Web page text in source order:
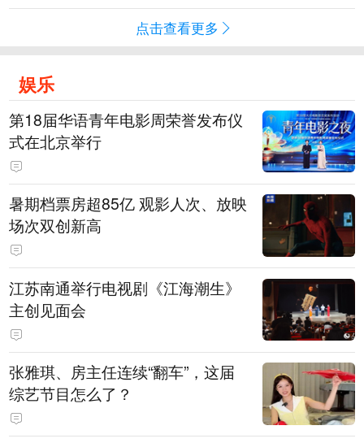
点击查看更多
娱乐
第18届华语青年电影周荣誉发布仪
式在北京举行
暑期档票房超85亿 观影人次、放映
场次双创新高
江苏南通举行电视剧《江海潮生》
主创见面会
张雅琪、房主任连续“翻车”，这届
综艺节目怎么了？